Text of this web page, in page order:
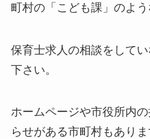
町村の「こども課」のよう
保育士求人の相談をして
下さい。
ホームページや市役所内
らせがある市町村もありま